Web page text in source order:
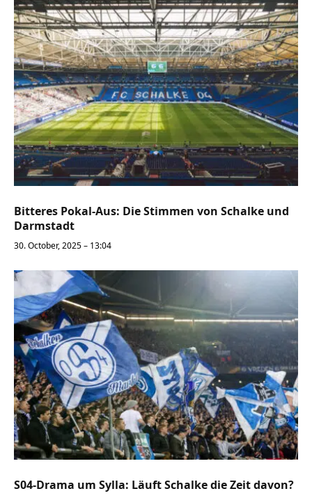
Bitteres Pokal-Aus: Die Stimmen von Schalke und
Darmstadt
30. October, 2025 – 13:04
S04-Drama um Sylla: Läuft Schalke die Zeit davon?